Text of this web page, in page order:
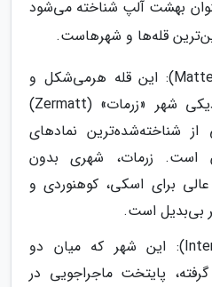
بهشت آلپ شناخته می‌شود
قله‌ها و شهرهاست.
ماترهورن (Matterhorn): این قله هرمی‌شکل و
خیره‌کننده در نزدیکی شهر «زرمات» (Zermatt)
از شناخته‌شده‌ترین نمادهای
است. زرمات، شهری بدون
برای اسکی، کوهنوردی و
بی‌بدیل است.
اینترلاکن (Interlaken): این شهر که میان دو
گرفته، پایتخت ماجراجویی در